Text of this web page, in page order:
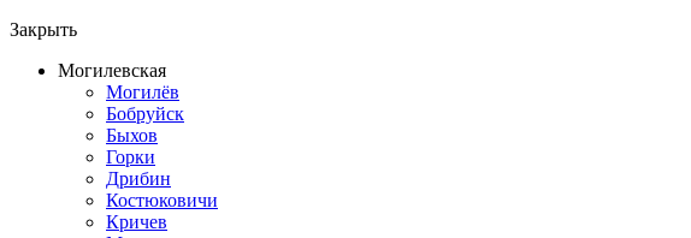
Закрыть
Могилевская
Могилёв
Бобруйск
Быхов
Горки
Дрибин
Костюковичи
Кричев